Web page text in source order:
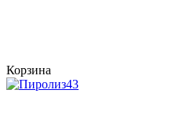
Корзина